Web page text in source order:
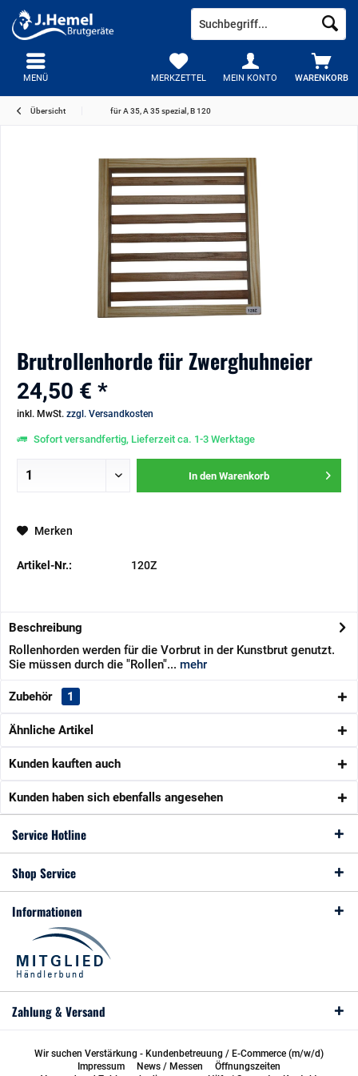
WARENKORB
MERKZETTEL MEIN KONTO
MENÜ
Übersicht für A 35, A 35 spezial, B 120
Brutrollenhorde für Zwerghuhneier
24,50 € *
inkl. MwSt. zzgl. Versandkosten
Sofort versandfertig, Lieferzeit ca. 1-3 Werktage
In den Warenkorb
Merken
Artikel-Nr.: 120Z
Beschreibung
Rollenhorden werden für die Vorbrut in der Kunstbrut genutzt.
Sie müssen durch die "Rollen"... mehr
Zubehör 1
Ähnliche Artikel
Kunden kauften auch
Kunden haben sich ebenfalls angesehen
Service Hotline
Shop Service
Informationen
Zahlung & Versand
Wir suchen Verstärkung - Kundenbetreuung / E-Commerce (m/w/d)
Impressum
News / Messen
Öffnungszeiten